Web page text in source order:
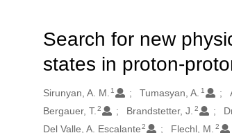
Search for new
states in proton-
Oluşturanlar
Sirunyan, A. M. 1 Tumasyan, A. 1
Bergauer, T. 2 Brandstetter, J. 2
Del Valle, A. Escalante2 Flechl, M. 2